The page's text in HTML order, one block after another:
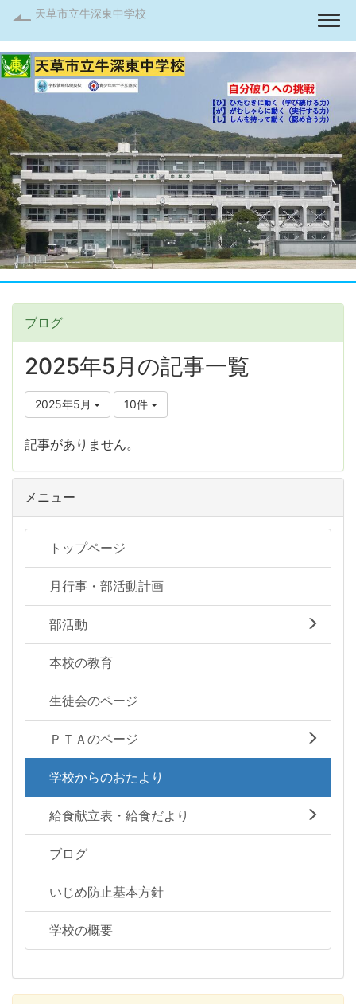
天草市立牛深東中学校
ブログ
2025年5月の記事一覧
2025年5月 10件
記事がありません。
メニュー
トップページ
月行事・部活動計画
部活動
本校の教育
生徒会のページ
ＰＴＡのページ
学校からのおたより
給食献立表・給食だより
ブログ
いじめ防止基本方針
学校の概要